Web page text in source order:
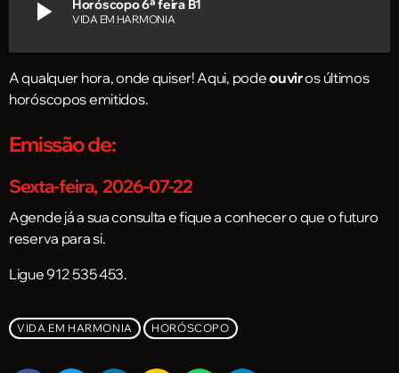
play_arrow Horóscopo 6ª feira B1
VIDA EM HARMONIA
A qualquer hora, onde quiser! Aqui, podeouviros últimos
horóscoposemitidos.
Emissão de:
Sexta-feira, 2026-07-22
Agende já a sua consulta e fique a conhecer o que o futuro
reserva para si.
Ligue 912 535 453.
VIDA EM HARMONIA HORÓSCOPO